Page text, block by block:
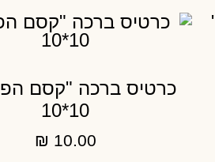
כרטיס ברכה "קסם
10*10
₪ 10.00